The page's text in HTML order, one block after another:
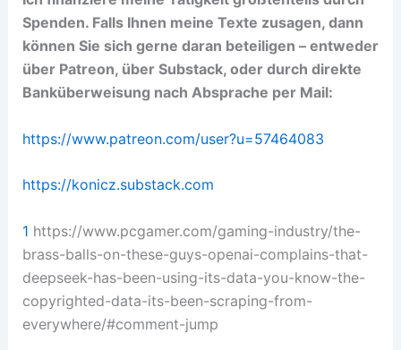
Spenden. Falls Ihnen meine Texte zusagen, dann
können Sie sich gerne daran beteiligen – entweder
über Patreon, über Substack, oder durch direkte
Banküberweisung nach Absprache per Mail:
https://www.patreon.com/user?u=57464083
https://konicz.substack.com
1 https://www.pcgamer.com/gaming-industry/the-
brass-balls-on-these-guys-openai-complains-that-
deepseek-has-been-using-its-data-you-know-the-
copyrighted-data-its-been-scraping-from-
everywhere/#comment-jump